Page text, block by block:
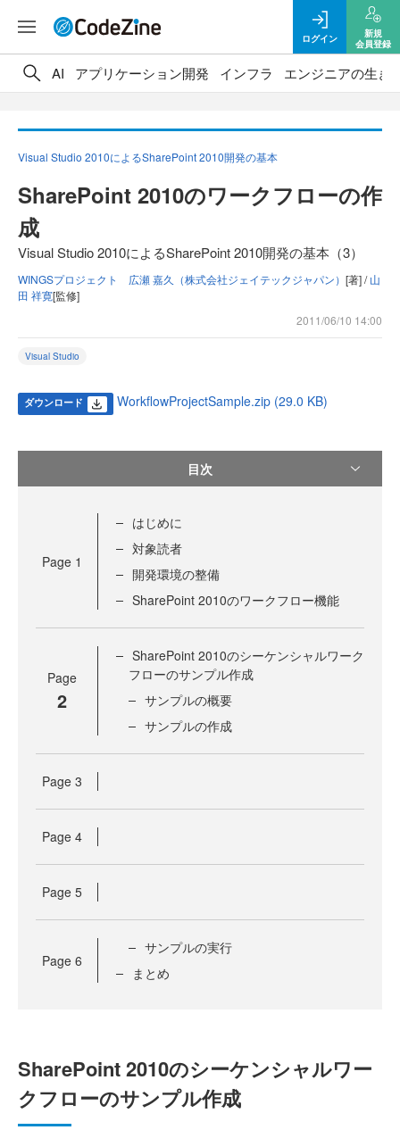
ログイン
新規
会員登録
AI アプリケーション開発 インフラ エンジニアの生き
Visual Studio 2010によるSharePoint 2010開発の基本
SharePoint 2010のワークフローの作
成
Visual Studio 2010によるSharePoint 2010開発の基本（3）
WINGSプロジェクト 広瀬 嘉久（株式会社ジェイテックジャパン） [著] /山
田 祥寛[監修]
2011/06/10 14:00
Visual Studio
ダウンロード WorkflowProjectSample.zip (29.0 KB)
目次
Page 1
はじめに
対象読者
開発環境の整備
SharePoint 2010のワークフロー機能
Page
2
SharePoint 2010のシーケンシャルワーク
フローのサンプル作成
サンプルの概要
サンプルの作成
Page 3
Page 4
Page 5
Page 6
サンプルの実行
まとめ
SharePoint 2010のシーケンシャルワー
クフローのサンプル作成